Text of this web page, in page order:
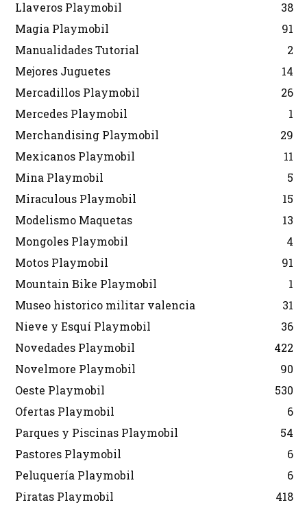
Llaveros Playmobil
38
Magia Playmobil
91
Manualidades Tutorial
2
Mejores Juguetes
14
Mercadillos Playmobil
26
Mercedes Playmobil
1
Merchandising Playmobil
29
Mexicanos Playmobil
11
Mina Playmobil
5
Miraculous Playmobil
15
Modelismo Maquetas
13
Mongoles Playmobil
4
Motos Playmobil
91
Mountain Bike Playmobil
1
Museo historico militar valencia
31
Nieve y Esquí Playmobil
36
Novedades Playmobil
422
Novelmore Playmobil
90
Oeste Playmobil
530
Ofertas Playmobil
6
Parques y Piscinas Playmobil
54
Pastores Playmobil
6
Peluquería Playmobil
6
Piratas Playmobil
418